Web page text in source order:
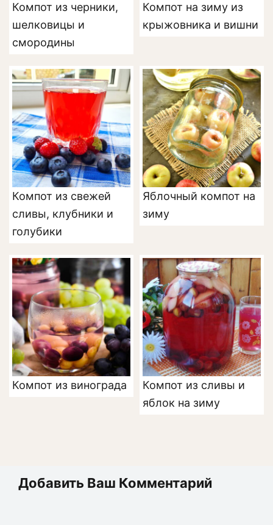
Компот из черники,
шелковицы и
смородины
Компот на зиму из
крыжовника и вишни
Компот из свежей
сливы, клубники и
голубики
Яблочный компот на
зиму
Компот из винограда
Компот из сливы и
яблок на зиму
Добавить Ваш Комментарий